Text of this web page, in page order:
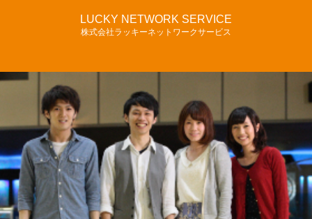
LUCKY NETWORK SERVICE
株式会社ラッキーネットワークサービス
スマホも安心。